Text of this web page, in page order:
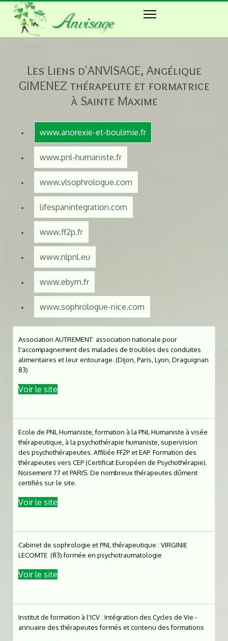
Les Liens d'ANVISAGE, Angélique
GIMENEZ thérapeute et formatrice
à Sainte Maxime
www.anorexie-et-boulimie.fr
www.pnl-humaniste.fr
www.vlsophrologue.com
lifespanintegration.com
www.ff2p.fr
www.nlpnl.eu
www.ebym.fr
www.sophrologue-nice.com
Association AUTREMENT: association nationale pour
l'accompagnement des malades de troubles des conduites
alimentaires et leur entourage. (Dijon, Paris, Lyon, Draguignan
83)
Voir le site
Ecole de PNL Humaniste, formation à la PNL Humaniste à visée
thérapeutique, à la psychothérapie humaniste, supervision
des psychothérapeutes. Affiliée FF2P et EAP. Formation des
thérapeutes vers CEP (Certificat Européen de Psychothérapie).
Noisement 77 et PARIS. De nombreux thérapeutes dûment
certifiés sur le site.
Voir le site
Cabinet de sophrologie et PNL thérapeutique : VIRGINIE
LECOMTE (83) formée en psychotraumatologie
Voir le site
Institut de formation à l'ICV : Intégration des Cycles de Vie -
annuaire des thérapeutes formés et contenu des formations